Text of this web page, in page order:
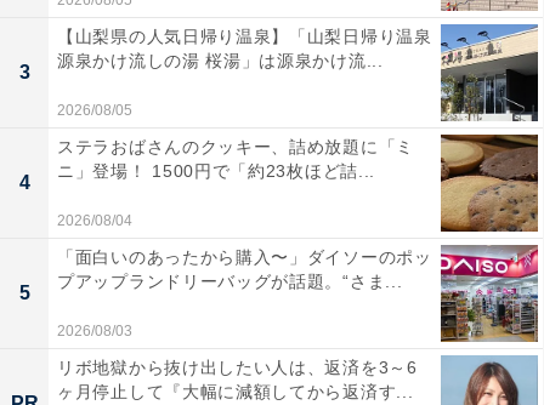
3
【山梨県の人気日帰り温泉】「山梨日帰り温泉
源泉かけ流しの湯 桜湯」は源泉かけ流...
2026/08/05
4
ステラおばさんのクッキー、詰め放題に「ミ
ニ」登場！ 1500円で「約23枚ほど詰...
2026/08/04
5
「面白いのあったから購入〜」ダイソーのポッ
プアップランドリーバッグが話題。“さま...
2026/08/03
リボ地獄から抜け出したい人は、返済を3～6
ヶ月停止して『大幅に減額してから返済す...